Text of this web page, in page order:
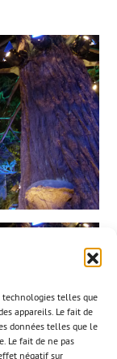
technologies telles que
appareils. Le fait de
données telles que le
Le fait de ne pas
négatif sur